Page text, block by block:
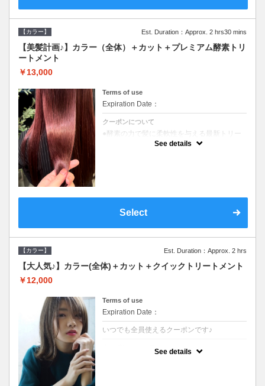
【カラー】 Est. Duration：Approx. 2 hrs30 mins
【美髪計画♪】カラー（全体）＋カット＋プレミアム酵素トリ
ートメント
￥13,000
Terms of use
Expiration Date：
クーポンについて
●酵素の力で髪に柔軟性を与える最新トリー
トメント●ＳＢ込●長さ料金あり《こちらのク
See details
Select
【カラー】 Est. Duration：Approx. 2 hrs
【大人気♪】カラー(全体)＋カット＋クイックトリートメント
￥12,000
Terms of use
Expiration Date：
いつでも全員使えるクーポンです♪
See details